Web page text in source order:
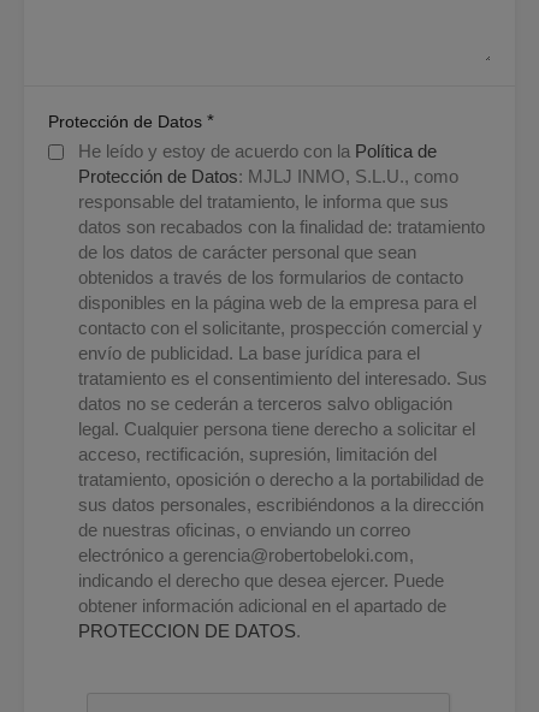
Protección de Datos *
He leído y estoy de acuerdo con la Política de
Protección de Datos: MJLJ INMO, S.L.U., como
responsable del tratamiento, le informa que sus
datos son recabados con la finalidad de: tratamiento
de los datos de carácter personal que sean
obtenidos a través de los formularios de contacto
disponibles en la página web de la empresa para el
contacto con el solicitante, prospección comercial y
envío de publicidad. La base jurídica para el
tratamiento es el consentimiento del interesado. Sus
datos no se cederán a terceros salvo obligación
legal. Cualquier persona tiene derecho a solicitar el
acceso, rectificación, supresión, limitación del
tratamiento, oposición o derecho a la portabilidad de
sus datos personales, escribiéndonos a la dirección
de nuestras oficinas, o enviando un correo
electrónico a gerencia@robertobeloki.com,
indicando el derecho que desea ejercer. Puede
obtener información adicional en el apartado de
PROTECCION DE DATOS.